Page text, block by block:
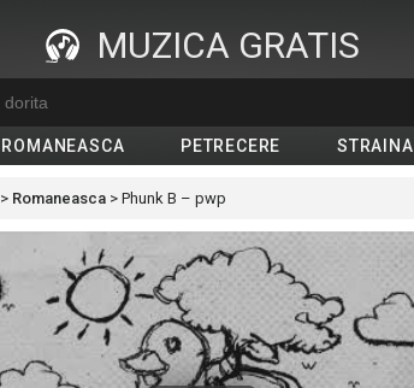
MUZICA GRATIS
ROMANEASCA PETRECERE STRAINA
> Romaneasca > Phunk B – pwp